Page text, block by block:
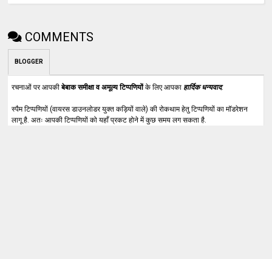
COMMENTS
BLOGGER
रचनाओं पर आपकीबेबाक समीक्षा व अमूल्य टिप्पणियोंके लिए आपका हार्दिक धन्यवाद.
स्पैम टिप्पणियों (वायरस डाउनलोडर युक्त कड़ियों वाले) की रोकथाम हेतु टिप्पणियों का मॉडरेशन
लागू है. अतः आपकी टिप्पणियों को यहाँ प्रकट होने में कुछ समय लग सकता है.